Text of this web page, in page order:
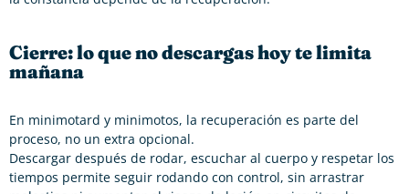
Cierre: lo que no descargas hoy te limita
mañana
En minimotard y minimotos, la recuperación es parte del
proceso, no un extra opcional.
Descargar después de rodar, escuchar al cuerpo y respetar los
tiempos permite seguir rodando con control, sin arrastrar